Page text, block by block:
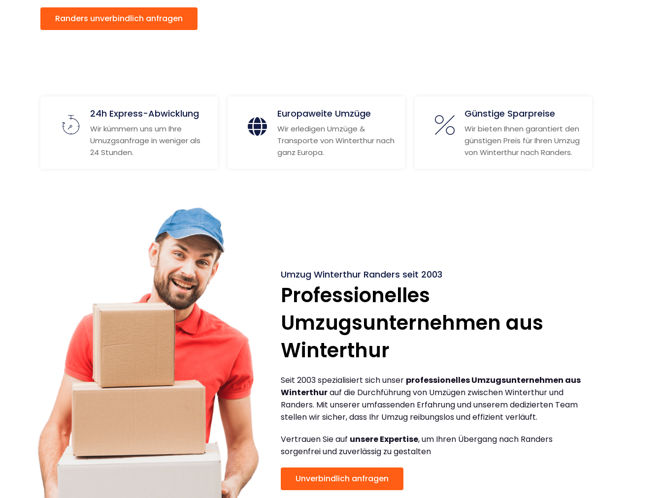
Randers unverbindlich anfragen
24h Express-Abwicklung
Wir kümmern uns um Ihre
Umuzgsanfrage in weniger als
24 Stunden.
Europaweite Umzüge
Wir erledigen Umzüge &
Transporte von Winterthur nach
ganz Europa.
Günstige Sparpreise
Wir bieten Ihnen garantiert den
günstigen Preis für Ihren Umzug
von Winterthur nach Randers.
Umzug Winterthur Randers seit 2003
Professionelles
Umzugsunternehmen aus
Winterthur
Seit 2003 spezialisiert sich unser professionelles Umzugsunternehmen aus
Winterthurauf die Durchführung von Umzügen zwischen Winterthur und
Randers. Mit unserer umfassenden Erfahrung und unserem dedizierten Team
stellen wir sicher, dass Ihr Umzug reibungslos und effizient verläuft.
Vertrauen Sie auf unsere Expertise, um Ihren Übergang nach Randers
sorgenfrei und zuverlässig zu gestalten
Unverbindlich anfragen